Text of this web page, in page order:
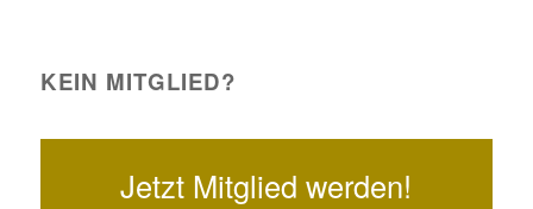
KEIN MITGLIED?
Jetzt Mitglied werden!